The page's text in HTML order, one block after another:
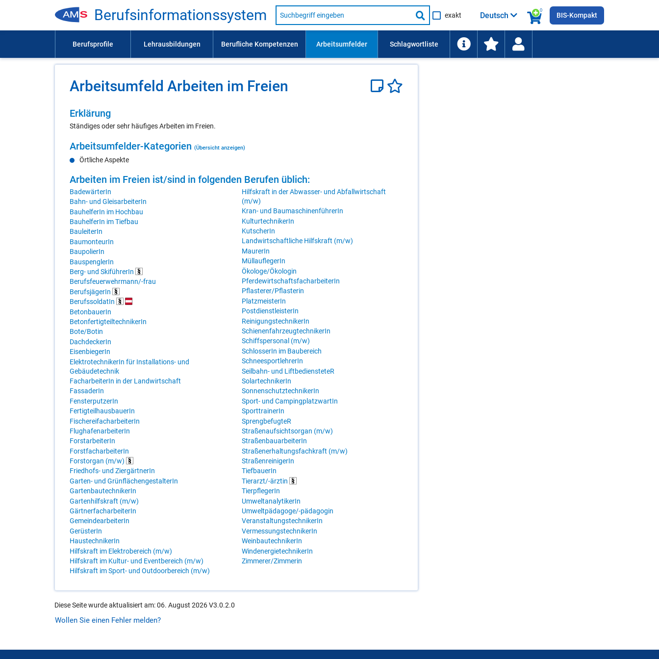
Be­rufs­in­for­ma­ti­ons­sys­tem
Suche
nach
Lehrausbildung,
usw.
Suche
starten
exakt
0
Deutsch BIS-Kompakt
Ar­beits­um­feld Ar­bei­ten im Frei­en
Er­klä­rung
Ständiges oder sehr häufiges Arbeiten im Freien.
Ar­beits­um­fel­der-Ka­te­go­ri­en (Übersicht anzeigen)
Örtliche Aspekte
Ar­bei­ten im Frei­en ist/​sind in fol­gen­den Be­ru­fen üb­lich:
BadewärterIn
Bahn- und GleisarbeiterIn
BauhelferIn im Hochbau
BauhelferIn im Tiefbau
BauleiterIn
BaumonteurIn
BaupolierIn
BauspenglerIn
Berg- und SkiführerIn
Berufsfeuerwehrmann/-frau
BerufsjägerIn
BerufssoldatIn
BetonbauerIn
BetonfertigteiltechnikerIn
Bote/Botin
DachdeckerIn
EisenbiegerIn
ElektrotechnikerIn für Installations- und
Gebäudetechnik
FacharbeiterIn in der Landwirtschaft
FassaderIn
FensterputzerIn
FertigteilhausbauerIn
FischereifacharbeiterIn
FlughafenarbeiterIn
ForstarbeiterIn
ForstfacharbeiterIn
Forstorgan (m/w)
Friedhofs- und ZiergärtnerIn
Garten- und GrünflächengestalterIn
GartenbautechnikerIn
Gartenhilfskraft (m/w)
GärtnerfacharbeiterIn
GemeindearbeiterIn
GerüsterIn
HaustechnikerIn
Hilfskraft im Elektrobereich (m/w)
Hilfskraft im Kultur- und Eventbereich (m/w)
Hilfskraft im Sport- und Outdoorbereich (m/w)
Hilfskraft in der Abwasser- und Abfallwirtschaft
(m/w)
Kran- und BaumaschinenführerIn
KulturtechnikerIn
KutscherIn
Landwirtschaftliche Hilfskraft (m/w)
MaurerIn
MüllauflegerIn
Ökologe/Ökologin
PferdewirtschaftsfacharbeiterIn
Pflasterer/Pflasterin
PlatzmeisterIn
PostdienstleisterIn
ReinigungstechnikerIn
SchienenfahrzeugtechnikerIn
Schiffspersonal (m/w)
SchlosserIn im Baubereich
SchneesportlehrerIn
Seilbahn- und LiftbediensteteR
SolartechnikerIn
SonnenschutztechnikerIn
Sport- und CampingplatzwartIn
SporttrainerIn
SprengbefugteR
Straßenaufsichtsorgan (m/w)
StraßenbauarbeiterIn
Straßenerhaltungsfachkraft (m/w)
StraßenreinigerIn
TiefbauerIn
Tierarzt/-ärztin
TierpflegerIn
UmweltanalytikerIn
Umweltpädagoge/-pädagogin
VeranstaltungstechnikerIn
VermessungstechnikerIn
WeinbautechnikerIn
WindenergietechnikerIn
Zimmerer/Zimmerin
Diese Seite wurde aktualisiert am: 06. August 2026 V3.0.2.0
Wollen Sie einen Fehler melden?